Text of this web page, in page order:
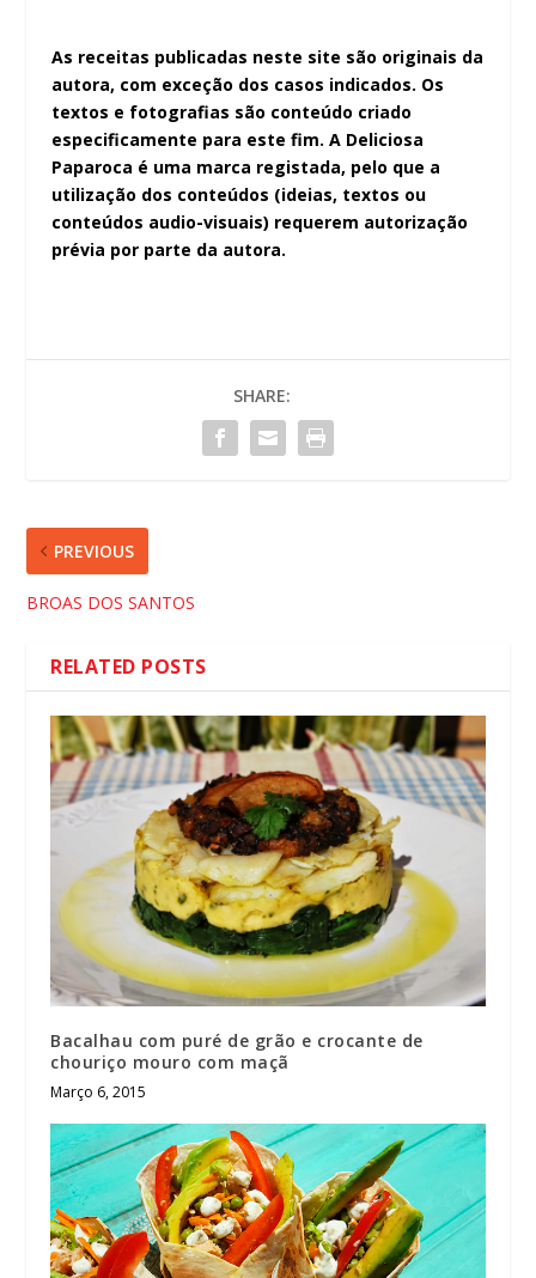
As receitas publicadas neste site são originais da
autora, com exceção dos casos indicados. Os
textos e fotografias são conteúdo criado
especificamente para este fim. A Deliciosa
Paparoca é uma marca registada, pelo que a
utilização dos conteúdos (ideias, textos ou
conteúdos audio-visuais) requerem autorização
prévia por parte da autora.
SHARE:
PREVIOUS
BROAS DOS SANTOS
RELATED POSTS
Bacalhau com puré de grão e crocante de
chouriço mouro com maçã
Março 6, 2015